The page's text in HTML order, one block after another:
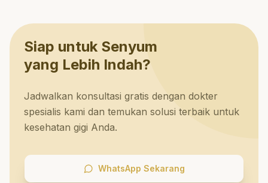
Siap untuk Senyum
yang Lebih Indah?
Jadwalkan konsultasi gratis dengan dokter
spesialis kami dan temukan solusi terbaik untuk
kesehatan gigi Anda.
WhatsApp Sekarang